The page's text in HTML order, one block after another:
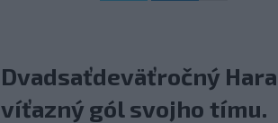
Dvadsaťdeväťročný
víťazný gól svojho tímu.